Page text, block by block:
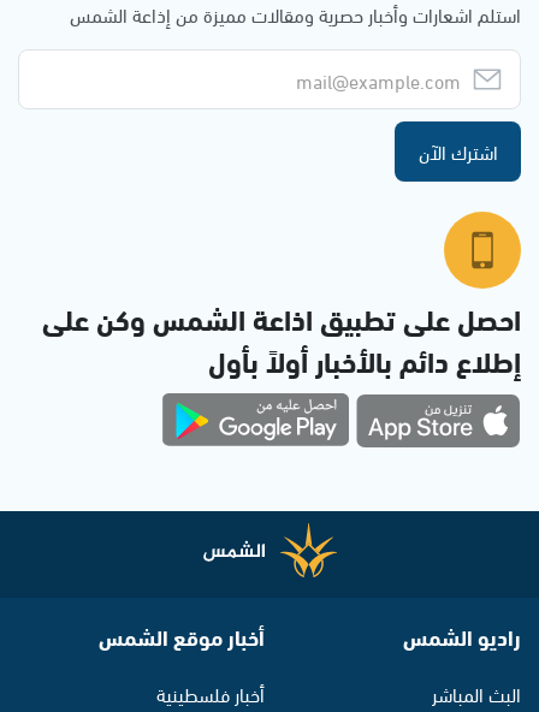
استلم اشعارات وأخبار حصرية ومقالات مميزة من إذاعة الشمس
اشترك الآن
احصل على تطبيق اذاعة الشمس وكن على
إطلاع دائم بالأخبار أولاً بأول
راديو الشمس
البث المباشر
أخبار موقع الشمس
أخبار فلسطينية